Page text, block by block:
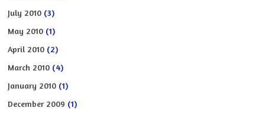
July 2010 (3)
May 2010 (1)
April 2010 (2)
March 2010 (4)
January 2010 (1)
December 2009 (1)